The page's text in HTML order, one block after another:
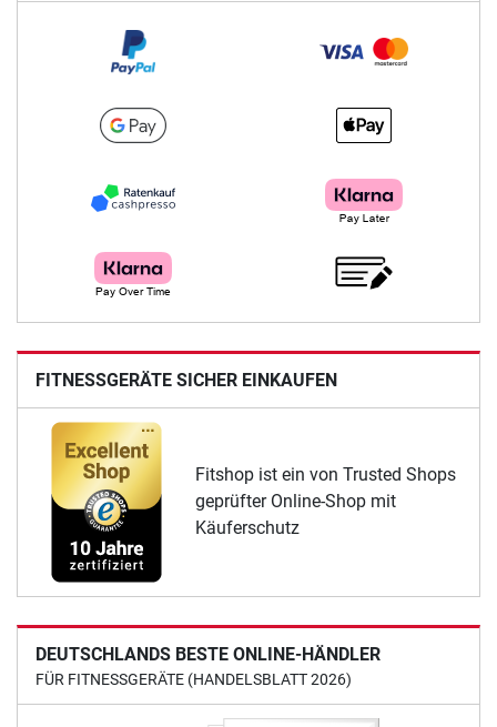
FITNESSGERÄTE SICHER EINKAUFEN
Fitshop ist ein von Trusted Shops
geprüfter Online-Shop mit
Käuferschutz
DEUTSCHLANDS BESTE ONLINE-HÄNDLER
FÜR FITNESSGERÄTE (HANDELSBLATT 2026)